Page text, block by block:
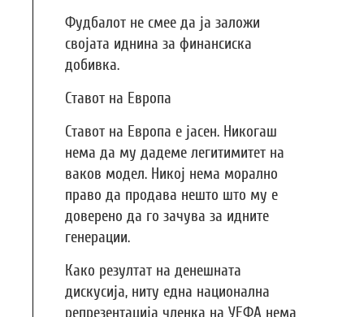
Фудбалот не смее да ја заложи
својата иднина за финансиска
добивка.
Ставот на Европа
Ставот на Европа е јасен. Никогаш
нема да му дадеме легитимитет на
ваков модел. Никој нема морално
право да продава нешто што му е
доверено да го зачува за идните
генерации.
Како резултат на денешната
дискусија, ниту една национална
репрезентација членка на УЕФА нема